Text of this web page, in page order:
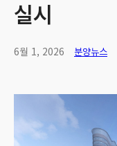
실시
6월 1, 2026 분양뉴스